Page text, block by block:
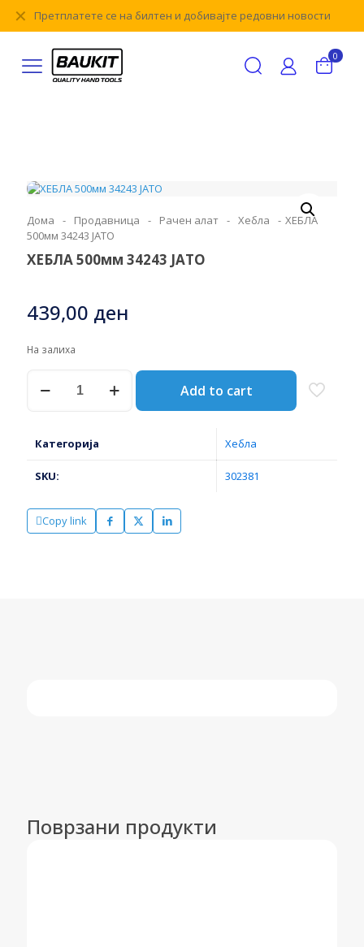
Претплатете се на билтен и добивајте редовни новости
✕
0
Дома - Продавница - Рачен алат - Хебла - ХЕБЛА
500мм 34243 ЈАТО
ХЕБЛА 500мм 34243 ЈАТО
439,00 ден
На залиха
500мм
количина
Add to cart
Категорија Хебла
SKU: 302381
Copy link
Поврзани продукти